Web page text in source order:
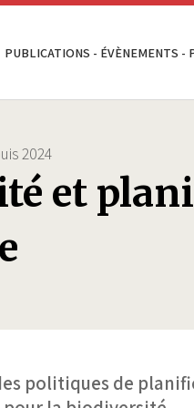
PUBLICATIONS - ÉVÈNEMENTS -
2024
et
politiques de